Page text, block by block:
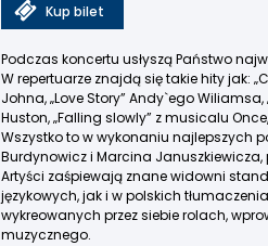
Kup bilet
Podczas koncertu usłyszą Państwo
W repertuarze znajdą się takie hity jak:
Johna, „Love Story” Andy`ego
Huston, „Falling slowly” z musicalu
Wszystko to w wykonaniu najlepszych
Burdynowicz i Marcina
Artyści zaśpiewają znane widowni
językowych, jak i w polskich
wykreowanych przez siebie rolach,
muzycznego.